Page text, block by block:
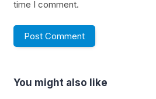
time I comment.
You might also like